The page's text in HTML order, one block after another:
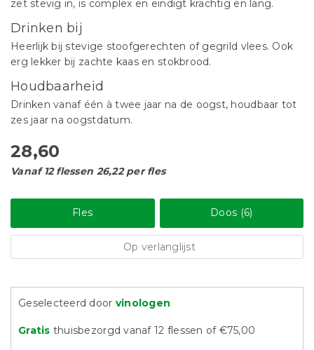
zet stevig in, is complex en eindigt krachtig en lang.
Drinken bij
Heerlijk bij stevige stoofgerechten of gegrild vlees. Ook
erg lekker bij zachte kaas en stokbrood.
Houdbaarheid
Drinken vanaf één à twee jaar na de oogst, houdbaar tot
zes jaar na oogstdatum.
28,60
Vanaf 12 flessen 26,22 per fles
Fles Doos (6)
Op verlanglijst
Geselecteerd door vinologen
Gratis thuisbezorgd vanaf 12 flessen of €75,00